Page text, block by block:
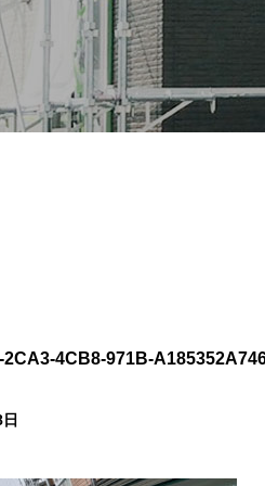
4CB8-971B-